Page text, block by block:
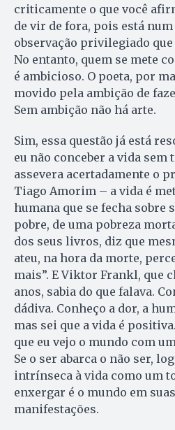
criticamente o que você
de vir de fora, pois está
observação privilegiado que
No entanto, quem se mete
é ambicioso. O poeta, por
movido pela ambição de
Sem ambição não há arte.
Sim, essa questão já está
eu não conceber a vida sem
assevera acertadamente o
Tiago Amorim – a vida é
humana que se fecha sobre
pobre, de uma pobreza
dos seus livros, diz que
ateu, na hora da morte,
mais”. E Viktor Frankl, que
anos, sabia do que falava.
dádiva. Conheço a dor, a
mas sei que a vida é
que eu vejo o mundo com
Se o ser abarca o não ser,
intrínseca à vida como um
enxergar é o mundo em
manifestações.